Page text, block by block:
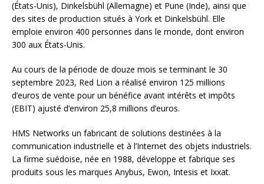
(États-Unis), Dinkelsbühl (Allemagne) et Pune (Inde), ainsi que
des sites de production situés à York et Dinkelsbühl. Elle
emploie environ 400 personnes dans le monde, dont environ
300 aux États-Unis.
Au cours de la période de douze mois se terminant le 30
septembre 2023, Red Lion a réalisé environ 125 millions
d’euros de vente pour un bénéfice avant intérêts et impôts
(EBIT) ajusté d’environ 25,8 millions d’euros.
HMS Networks un fabricant de solutions destinées à la
communication industrielle et à l’Internet des objets industriels.
La firme suédoise, née en 1988, développe et fabrique ses
produits sous les marques Anybus, Ewon, Intesis et Ixxat.